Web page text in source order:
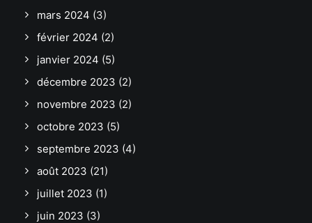
mars 2024 (3)
février 2024 (2)
janvier 2024 (5)
décembre 2023 (2)
novembre 2023 (2)
octobre 2023 (5)
septembre 2023 (4)
août 2023 (21)
juillet 2023 (1)
juin 2023 (3)